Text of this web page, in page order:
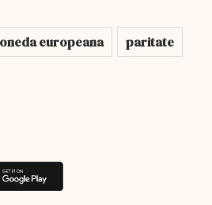
europeana paritate